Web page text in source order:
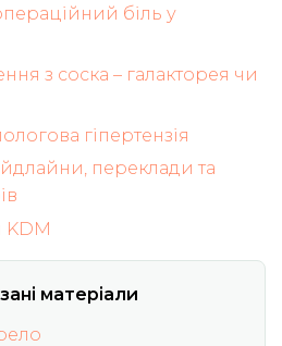
біль у
з соска – галакторея чи
гіпертензія
переклади та
KDM
матеріали